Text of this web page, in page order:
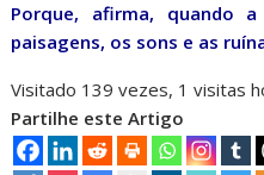
Porque, afirma, quando
paisagens, os sons e as
Visitado 139 vezes, 1 visitas
Partilhe este Artigo